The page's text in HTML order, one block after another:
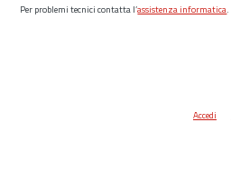
Per problemi tecnici contatta l’assistenza informatica.
Accedi